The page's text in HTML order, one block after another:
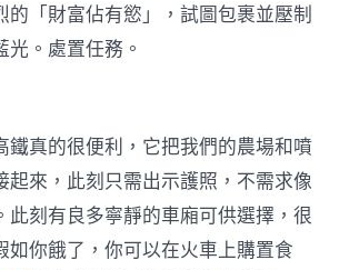
的「財富佔有慾」，試圖包裹並壓制
光。處置任務。
鐵真的很便利，它把我們的農場和噴
起來，此刻只需出示護照，不需求像
此刻有良多寧靜的車廂可供選擇，很
如你餓了，你可以在火車上購置食